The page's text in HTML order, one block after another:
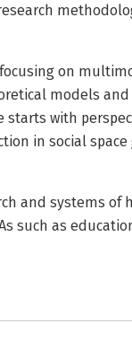
on
models
starts with
in social
and systems of
such as